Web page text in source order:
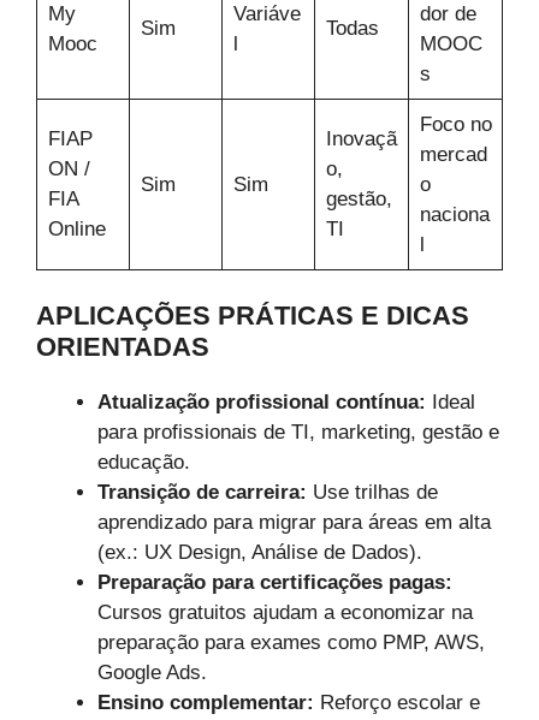
My
Mooc
Sim
Variáve
l
Todas
dor de
MOOC
s
FIAP
ON /
FIA
Online
Sim Sim
Inovaçã
o,
gestão,
TI
Foco no
mercad
o
naciona
l
APLICAÇÕES PRÁTICAS E DICAS
ORIENTADAS
Atualização profissional contínua:
Ideal
para profissionais de TI, marketing, gestão e
educação.
Transição de carreira: Use trilhas de
aprendizado para migrar para áreas em alta
(ex.: UX Design, Análise de Dados).
Preparação para certificações pagas:
Cursos gratuitos ajudam a economizar na
preparação para exames como PMP, AWS,
Google Ads.
Ensino complementar: Reforço escolar e